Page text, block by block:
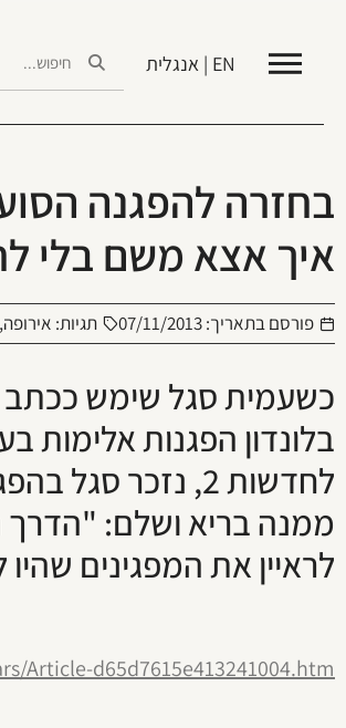
EN | אנגלית
בחזרה להפגנה
איך אצא משם בלי
פורסם בתאריך:07/11/2013 תגיות: אירופה,
לחדשות 2, נזכר
ממנה בריא ושלם: "הדרך
לראיין את המפגינים שהיו
Article-d65d7615e413241004.htm